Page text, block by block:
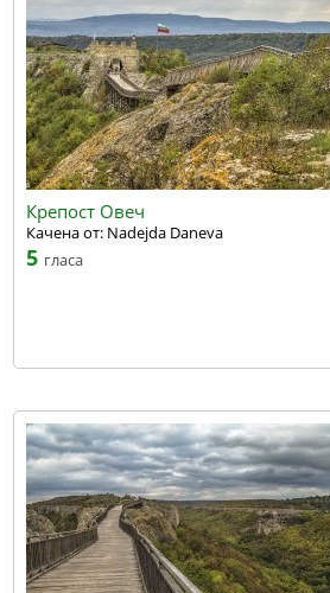
Крепост Овеч
Качена от: Nadejda Daneva
5 гласа